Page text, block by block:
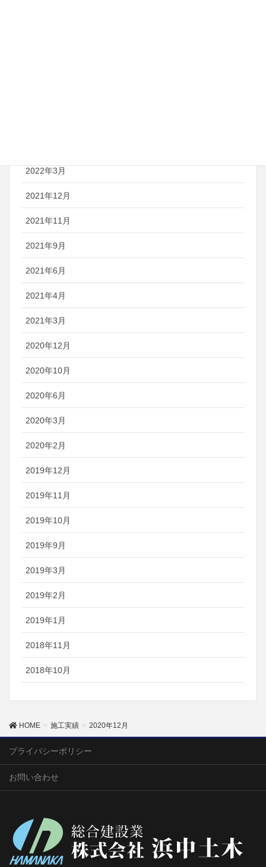
2022年3月
2021年12月
2021年11月
2021年9月
2021年6月
2021年4月
2021年3月
2020年12月
2020年10月
2020年6月
2020年3月
2020年2月
2019年12月
2019年11月
2019年10月
2019年9月
2019年3月
2019年2月
2019年1月
2018年11月
2018年10月
HOME 施工実績 2020年12月
プライバシーポリシー
お問い合わせ